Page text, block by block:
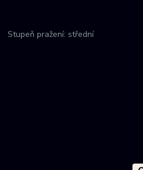
Stupeň pražení: střední